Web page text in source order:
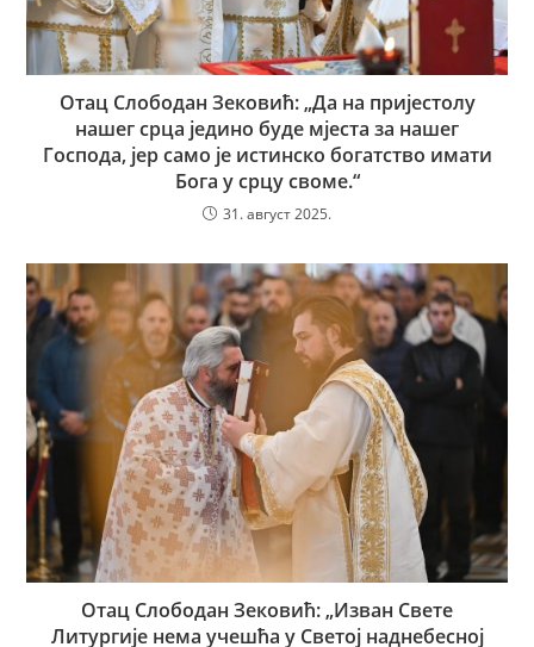
Отац Слободан Зековић: „Да на пријестолу
нашег срца једино буде мјеста за нашег
Господа, јер само је истинско богатство имати
Бога у срцу своме.“
31. август 2025.
Отац Слободан Зековић: „Изван Свете
Литургије нема учешћа у Светој наднебесној